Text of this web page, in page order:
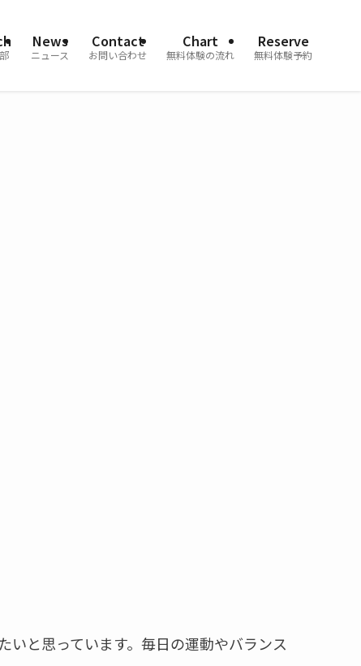
News
ニュース
Contact
お問い合わせ
Chart
無料体験の流れ
Reserve
無料体験予約
と思っています。毎日の運動やバランス